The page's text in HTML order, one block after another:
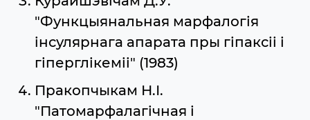
"Функцыянальная марфалогія
iнсулярнага апарата пры гіпаксіі і
гіперглікеміі" (1983)
Пракопчыкам Н.І.
"Патомарфалагічная і